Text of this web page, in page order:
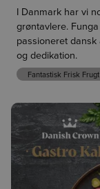
I Danmark har vi
grøntavlere.
passioneret
og dedikation.
Fantastisk Frisk
sæsonens
glaskål og
søde og salte
Økologiske
De danske,
uden for Sdr.
sig i store
deres flotte
dem i